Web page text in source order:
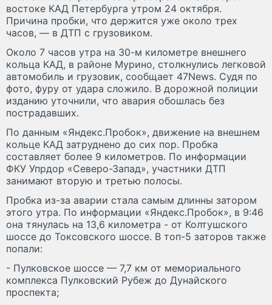
востоке КАД Петербурга утром 24 октября.
Причина пробки, что держится уже около трех
часов, — в ДТП с грузовиком.
Около 7 часов утра на 30-м километре внешнего
кольца КАД, в районе Мурино, столкнулись легковой
автомобиль и грузовик, сообщает 47News. Судя по
фото, фуру от удара сложило. В дорожной полиции
изданию уточнили, что авария обошлась без
пострадавших.
По данным «Яндекс.Пробок», движение на внешнем
кольце КАД затруднено до сих пор. Пробка
составляет более 9 километров. По информации
ФКУ Упрдор «Северо-Запад», участники ДТП
занимают вторую и третью полосы.
Пробка из-за аварии стала самым длинны затором
этого утра. По информации «Яндекс.Пробок», в 9:46
она тянулась на 13,6 километра - от Колтушского
шоссе до Токсовского шоссе. В топ-5 заторов также
попали:
- Пулковское шоссе — 7,7 км от мемориального
комплекса Пулковский Рубеж до Дунайского
проспекта;